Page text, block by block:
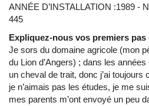
ANNÉE D’INSTALLATION :1989 -
445
Expliquez-nous vos premiers pas
Je sors du domaine agricole (mon
du Lion d’Angers) ; dans les
un cheval de trait, donc j’ai
je n’aimais pas les études, je me
mes parents m’ont envoyé un peu